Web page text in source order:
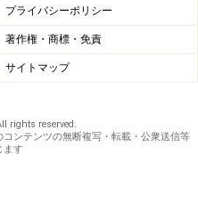
商品をチェック！
プライバシーポリシー
著作権・商標・免責
サイトマップ
rights reserved.
ンテンツの無断複写・転載・公衆送信等
ます